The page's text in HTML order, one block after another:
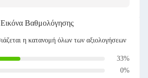
Εικόνα Βαθμολόγησης
η κατανομή όλων των αξιολογήσεων
33%
0%